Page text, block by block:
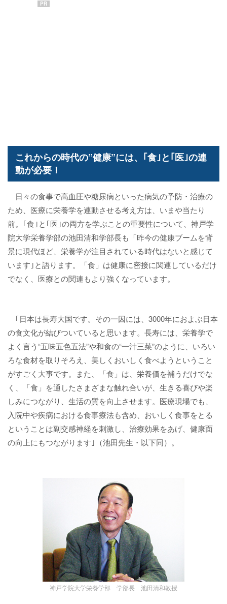
PR
これからの時代の”健康”には、｢食｣と｢医｣の連
動が必要！
日々の食事で高血圧や糖尿病といった病気の予防・治療の
ため、医療に栄養学を連動させる考え方は、いまや当たり
前。｢食｣と｢医｣の両方を学ぶことの重要性について、神戸学
院大学栄養学部の池田清和学部長も「昨今の健康ブームを背
景に現代ほど、栄養学が注目されている時代はないと感じて
います｣と語ります。「食」は健康に密接に関連しているだけ
でなく、医療との関連もより強くなっています。
｢日本は長寿大国です。その一因には、3000年におよぶ日本
の食文化が結びついていると思います。長寿には、栄養学で
よく言う“五味五色五法”や和食の“一汁三菜”のように、いろい
ろな食材を取りそろえ、美しくおいしく食べようということ
がすごく大事です。また、「食」は、栄養価を補うだけでな
く、「食」を通したさまざまな触れ合いが、生きる喜びや楽
しみにつながり、生活の質を向上させます。医療現場でも、
入院中や疾病における食事療法も含め、おいしく食事をとる
ということは副交感神経を刺激し、治療効果をあげ、健康面
の向上にもつながります｣（池田先生・以下同）。
神戸学院大学栄養学部 学部長 池田清和教授